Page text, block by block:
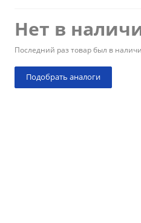
Нет в
Последний раз товар был в
Подобрать аналоги